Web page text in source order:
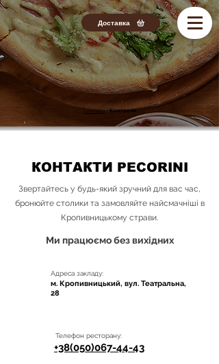
Доставка
Головна-Контакти
КОНТАКТИ PECORINI
Звертайтесь у будь-який зручний для вас час,
бронюйте столики та замовляйте найсмачніші в
Кропивницькому страви.
Ми працюємо без вихідних
Адреса закладу:
м. Кропивницький, вул. Театральна,
28
Телефон ресторану:
+38(050)067-44-43